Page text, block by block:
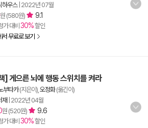
하우스| 2022년 07월
원 (580원) 9.1
가 대비 30%할인
무료로 보기
] 게으른 뇌에 행동 스위치를 켜라
부타카(지은이), 오정화(옮긴이)
재 2022년 04월
원 (520원) 9.6
가 대비 30%할인